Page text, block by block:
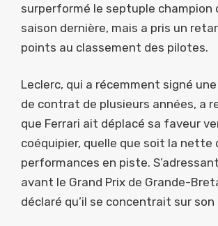
surperformé le septuple champion
saison dernière, mais a pris un
points au classement des pilotes.
Leclerc, qui a récemment signé
de contrat de plusieurs années, a
que Ferrari ait déplacé sa faveur
coéquipier, quelle que soit la nette
performances en piste.
avant le Grand Prix de Grande-
déclaré qu’il se concentrait sur